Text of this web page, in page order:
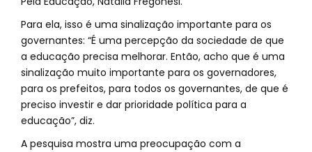
Para ela, isso é uma sinalização importante para os
governantes: “É uma percepção da sociedade de que
a educação precisa melhorar. Então, acho que é uma
sinalização muito importante para os governadores,
para os prefeitos, para todos os governantes, de que é
preciso investir e dar prioridade política para a
educação”, diz.
A pesquisa mostra uma preocupação com a